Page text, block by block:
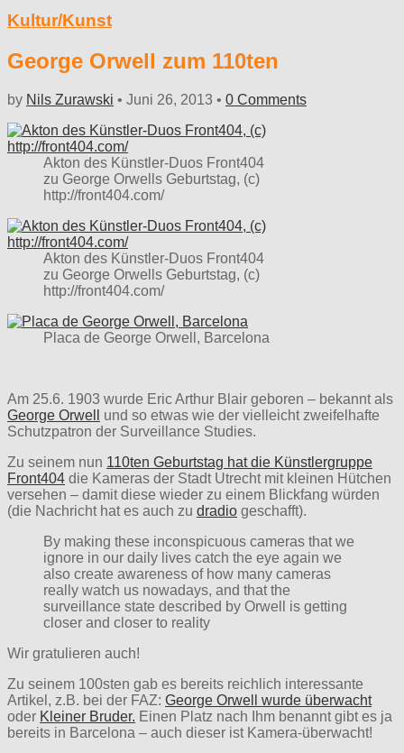
Kultur/Kunst
George Orwell zum 110ten
by Nils Zurawski • Juni 26, 2013 • 0 Comments
Akton des Künstler-Duos Front404
zu George Orwells Geburtstag, (c)
http://front404.com/
Akton des Künstler-Duos Front404
zu George Orwells Geburtstag, (c)
http://front404.com/
Placa de George Orwell, Barcelona
Am 25.6. 1903 wurde Eric Arthur Blair geboren – bekannt als
George Orwell
und so etwas wie der vielleicht zweifelhafte
Schutzpatron der Surveillance Studies.
Zu seinem nun 110ten Geburtstag hat die Künstlergruppe
Front404 die Kameras der Stadt Utrecht mit kleinen Hütchen
versehen – damit diese wieder zu einem Blickfang würden
(die Nachricht hat es auch zu dradio geschafft).
By making these inconspicuous cameras that we
ignore in our daily lives catch the eye again we
also create awareness of how many cameras
really watch us nowadays, and that the
surveillance state described by Orwell is getting
closer and closer to reality
Wir gratulieren auch!
Zu seinem 100sten gab es bereits reichlich interessante
Artikel, z.B. bei der FAZ: George Orwell wurde überwacht
oder Kleiner Bruder. Einen Platz nach Ihm benannt gibt es ja
bereits in Barcelona – auch dieser ist Kamera-überwacht!